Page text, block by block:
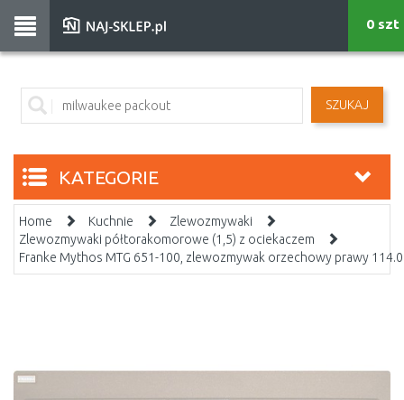
SZUKAJ
0 szt
KATEGORIE
Home Kuchnie
Zlewozmywaki
Zlewozmywaki półtorakomorowe (1,5) z ociekaczem
Franke Mythos MTG 651-100, zlewozmywak orzechowy prawy